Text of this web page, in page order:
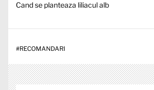
Cand se planteaza liliacul alb
#RECOMANDARI